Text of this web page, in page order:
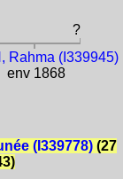
?
Rahma (I339945)
env 1868
(I339778)(27